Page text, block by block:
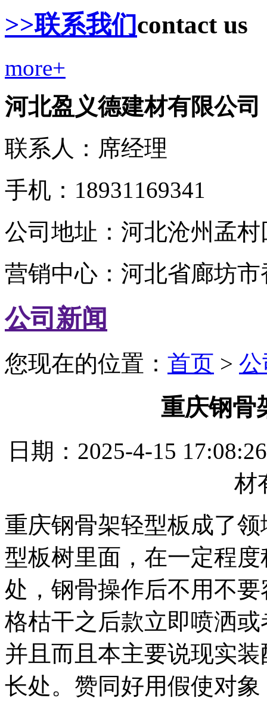
>>联系我们contact us
more+
河北盈义德建材有限公司
联系人：席经理
手机：18931169341
公司地址：河北沧州孟
营销中心：河北省廊坊
公司新闻
您现在的位置： 首页 >
重庆钢骨
日期：2025-4-15
材
重庆钢骨架轻型板成了
型板树里面，在一定程
处，钢骨操作后不用不
格枯干之后款立即喷洒
并且而且本主要说现实
长处。赞同好用假使对